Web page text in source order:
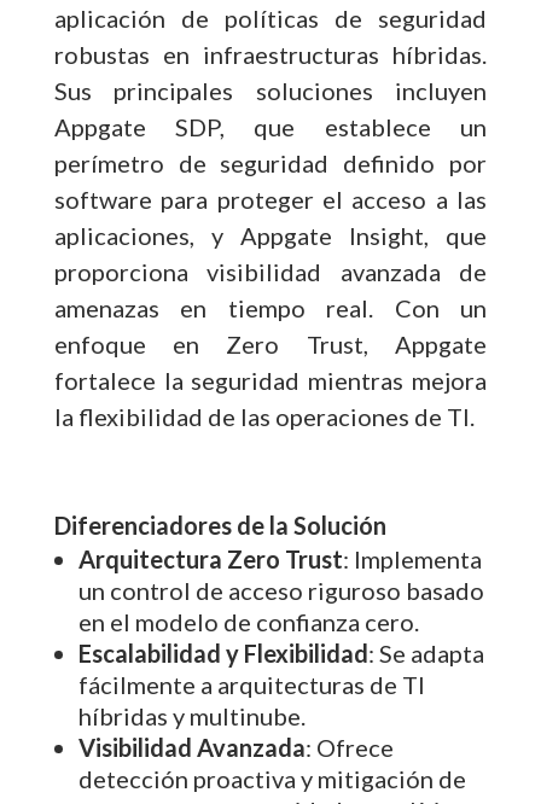
aplicación de políticas de seguridad
robustas en infraestructuras híbridas.
Sus principales soluciones incluyen
Appgate SDP, que establece un
perímetro de seguridad definido por
software para proteger el acceso a las
aplicaciones, y Appgate Insight, que
proporciona visibilidad avanzada de
amenazas en tiempo real. Con un
enfoque en Zero Trust, Appgate
fortalece la seguridad mientras mejora
la flexibilidad de las operaciones de TI.
Diferenciadores de la Solución
Arquitectura Zero Trust: Implementa
un control de acceso riguroso basado
en el modelo de confianza cero.
Escalabilidad y Flexibilidad: Se adapta
fácilmente a arquitecturas de TI
híbridas y multinube.
Visibilidad Avanzada: Ofrece
detección proactiva y mitigación de